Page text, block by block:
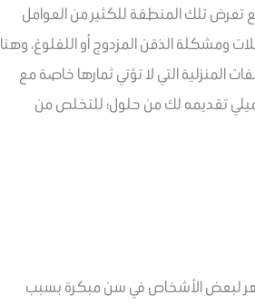
تعرض تلك المنطقة للكثير من العوامل
ومشكلة الذقن المزدوج أو اللغلوغ، وهنا
المنزلية التي لا تؤتي ثمارها خاصة مع
تقديمه لك من حلول؛ للتخلص من
لبعض الأشخاص في سن مبكرة بسبب